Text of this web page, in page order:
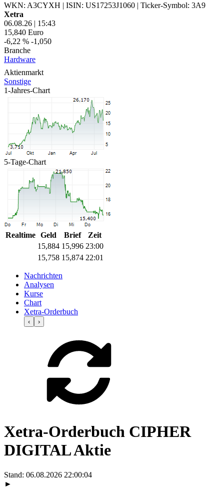
WKN: A3CYXH | ISIN: US17253J1060 | Ticker-Symbol: 3A9
Xetra
06.08.26 | 15:43
15,840 Euro
-6,22 % -1,050
Branche
Hardware
Aktienmarkt
Sonstige
1-Jahres-Chart
5-Tage-Chart
Realtime Geld Brief
Zeit
15,884 15,996 23:00
15,758 15,874 22:01
Nachrichten
Analysen
Kurse
Chart
Xetra-Orderbuch
‹ ›
Xetra-Orderbuch CIPHER
DIGITAL Aktie
Stand: 06.08.2026 22:00:04
►